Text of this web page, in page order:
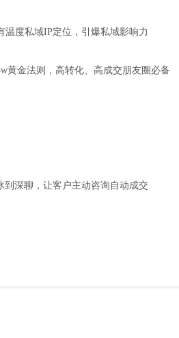
温度私域IP定位，引爆私域影响力
黄金法则，高转化、高成交朋友圈必备
到深聊，让客户主动咨询自动成交